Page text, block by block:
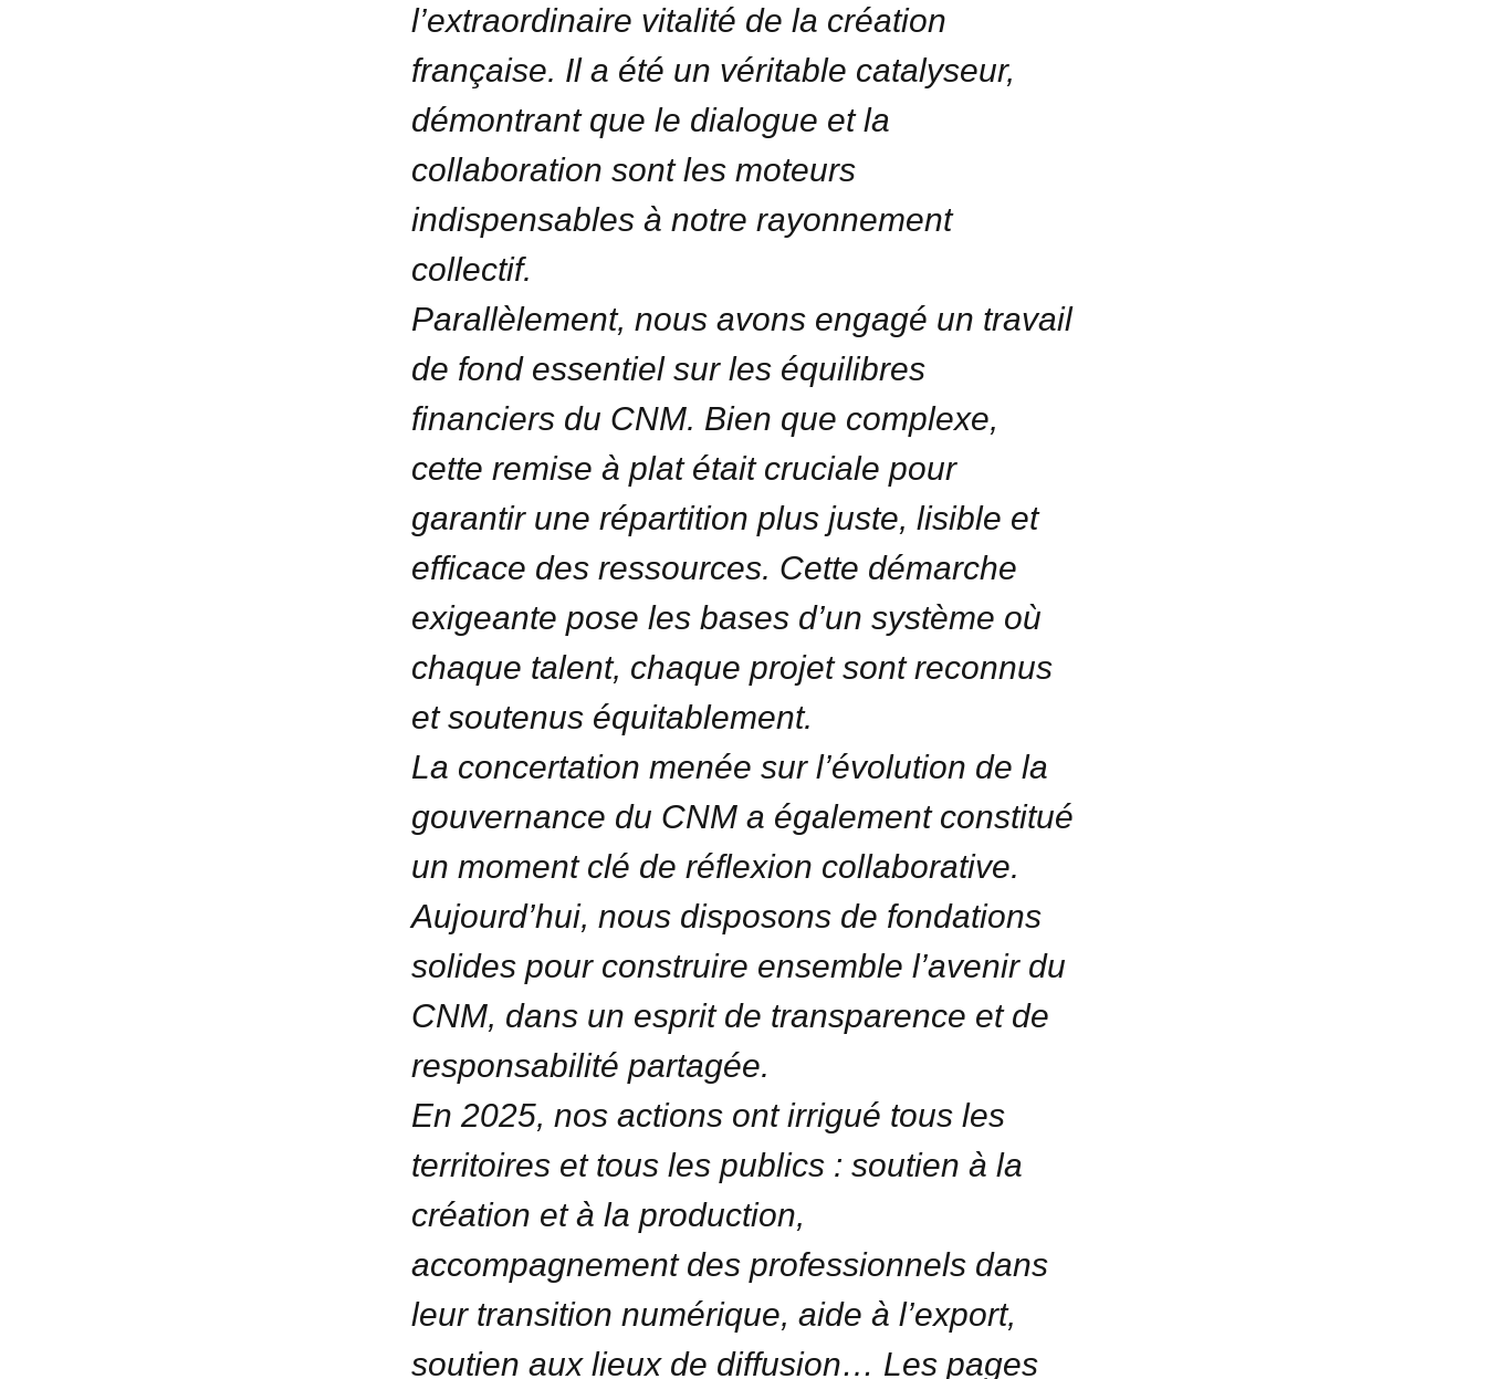
l’extraordinaire vitalité de la création
française. Il a été un véritable catalyseur,
démontrant que le dialogue et la
collaboration sont les moteurs
indispensables à notre rayonnement
collectif.
Parallèlement, nous avons engagé un travail
de fond essentiel sur les équilibres
financiers du CNM. Bien que complexe,
cette remise à plat était cruciale pour
garantir une répartition plus juste, lisible et
efficace des ressources. Cette démarche
exigeante pose les bases d’un système où
chaque talent, chaque projet sont reconnus
et soutenus équitablement.
La concertation menée sur l’évolution de la
gouvernance du CNM a également constitué
un moment clé de réflexion collaborative.
Aujourd’hui, nous disposons de fondations
solides pour construire ensemble l’avenir du
CNM, dans un esprit de transparence et de
responsabilité partagée.
En 2025, nos actions ont irrigué tous les
territoires et tous les publics : soutien à la
création et à la production,
accompagnement des professionnels dans
leur transition numérique, aide à l’export,
soutien aux lieux de diffusion… Les pages